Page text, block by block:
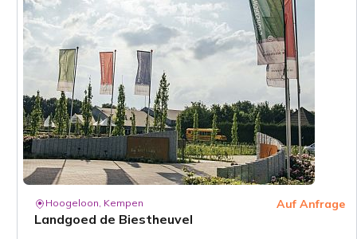
Hoogeloon, Kempen
Landgoed de Biestheuvel
Auf Anfrage